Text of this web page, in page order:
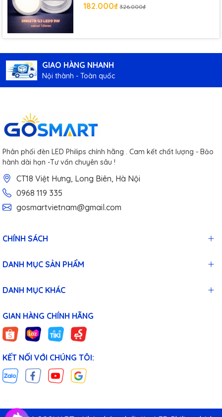
182.000₫ 326.000₫
GIAO HÀNG NHANH
Nội thành - Toàn quốc
Phân phối đèn LED Philips chính hãng . Cam kết chất lượng - Bảo
hành dài hạn -Tư vấn chuyên sâu !
CT18 Việt Hưng, Long Biên, Hà Nội
0968 119 335
gosmartvietnam@gmail.com
CHÍNH SÁCH
DANH MỤC SẢN PHẨM
DANH MỤC KHÁC
GIAN HÀNG CHÍNH HÃNG
KẾT NỐI VỚI CHÚNG TÔI: